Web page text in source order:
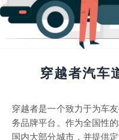
穿越者汽车
穿越者是一个致力于为车
务品牌平台。作为全国性
国内大部分城市，并提供